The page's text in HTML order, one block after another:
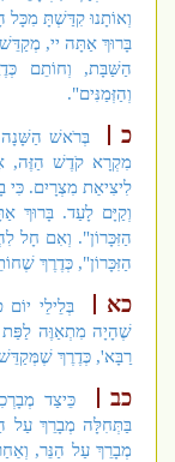
וְאוֹתָנוּ קִדַּשְׁתָּ מִכָּל
בָּרוּךְ אַתָּה יי, מְקַדֵּשׁ
הַשַּׁבָּת, וְחוֹתֵם
וְהַזְּמַנִּים".
בְּרֹאשׁ הַשָּׁנָה
מִקְרָא קֹדֶשׁ הַזֶּה, אֶת
לִיצִיאַת מִצְרָיִם. כִּי
וְקַיָּם לָעַד. בָּרוּךְ
הַזִּכָּרוֹן". וְאִם חָל
הַזִּכָּרוֹן", כְּדֶרֶךְ
כא
בְּלֵילֵי יוֹם
שֶׁהָיָה מִתְאַוֶּה לַפַּת -
רַבָּא', כְּדֶרֶךְ שֶׁמְּקַדֵּשׁ
כב
כֵּיצַד
בַּתְּחִלָּה מְבָרֵךְ עַל
מְבָרֵךְ עַל הַנֵּר, וְאַחַר